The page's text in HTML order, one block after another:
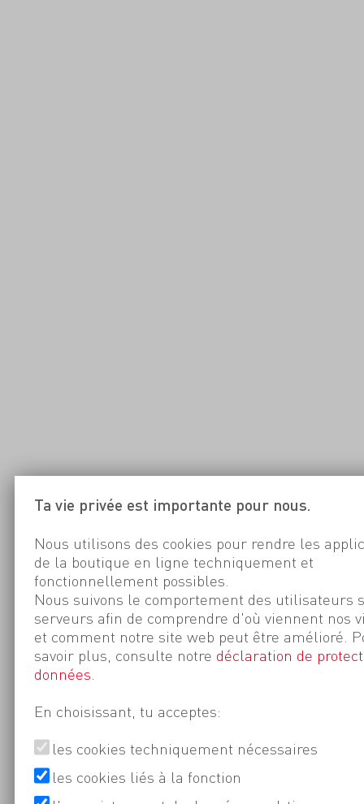
Ta vie privée est importante pour nous.
Nous utilisons des cookies pour rendre les
de la boutique en ligne techniquement et
fonctionnellement possibles.
Nous suivons le comportement des utilisateurs
serveurs afin de comprendre d'où viennent nos
et comment notre site web peut être amélioré.
savoir plus, consulte notre déclaration de
données
En choisissant, tu acceptes:
les cookies techniquement nécessaires
les cookies liés à la fonction